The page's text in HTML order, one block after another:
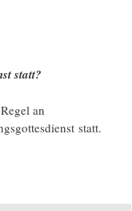
statt?
an
statt.